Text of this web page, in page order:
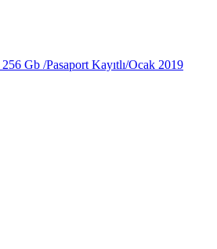
Gb /Pasaport Kayıtlı/Ocak 2019